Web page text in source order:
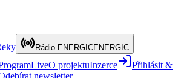
Rádio ENERGICENERGIC
LiveO projektuInzerce
Přihlásit &
newsletter